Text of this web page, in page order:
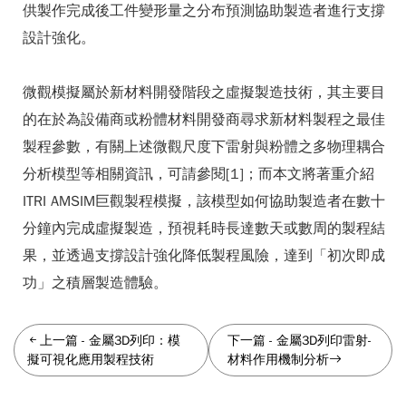
供製作完成後工件變形量之分布預測協助製造者進行支撐
設計強化。
微觀模擬屬於新材料開發階段之虛擬製造技術，其主要目
的在於為設備商或粉體材料開發商尋求新材料製程之最佳
製程參數，有關上述微觀尺度下雷射與粉體之多物理耦合
分析模型等相關資訊，可請參閱[1]；而本文將著重介紹
ITRI AMSIM巨觀製程模擬，該模型如何協助製造者在數十
分鐘內完成虛擬製造，預視耗時長達數天或數周的製程結
果，並透過支撐設計強化降低製程風險，達到「初次即成
功」之積層製造體驗。
上一篇 - 金屬3D列印：模
擬可視化應用製程技術
下一篇- 金屬3D列印雷射-
材料作用機制分析